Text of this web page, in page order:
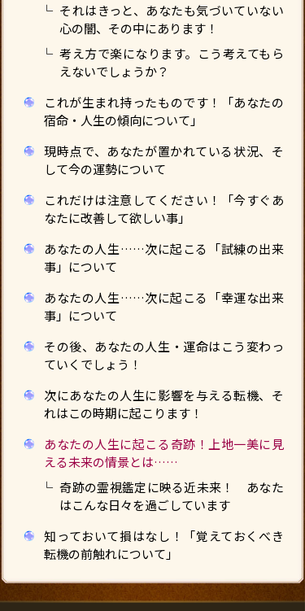
それはきっと、あなたも気づいていない
心の闇、その中にあります！
考え方で楽になります。こう考えてもら
えないでしょうか？
これが生まれ持ったものです！「あなたの
宿命・人生の傾向について」
現時点で、あなたが置かれている状況、そ
して今の運勢について
これだけは注意してください！「今すぐあ
なたに改善して欲しい事」
あなたの人生……次に起こる「試練の出来
事」について
あなたの人生……次に起こる「幸運な出来
事」について
その後、あなたの人生・運命はこう変わっ
ていくでしょう！
次にあなたの人生に影響を与える転機、そ
れはこの時期に起こります！
あなたの人生に起こる奇跡！上地一美に見
える未来の情景とは……
奇跡の霊視鑑定に映る近未来！ あなた
はこんな日々を過ごしています
知っておいて損はなし！「覚えておくべき
転機の前触れについて」